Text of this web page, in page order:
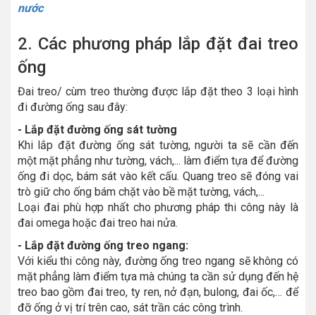
nước
2. Các phương pháp lắp đặt đai treo
ống
Đai treo/ cùm treo thường được lắp đặt theo 3 loại hình
đi đường ống sau đây:
- Lắp đặt đường ống sát tường
Khi lắp đặt đường ống sát tường, người ta sẽ cần đến
một mặt phẳng như tường, vách,... làm điểm tựa để đường
ống đi dọc, bám sát vào kết cấu. Quang treo sẽ đóng vai
trò giữ cho ống bám chặt vào bề mặt tường, vách,...
Loại đai phù hợp nhất cho phương pháp thi công này là
đai omega hoặc đai treo hai nửa.
- Lắp đặt đường ống treo ngang:
Với kiểu thi công này, đường ống treo ngang sẽ không có
mặt phẳng làm điểm tựa mà chúng ta cần sử dụng đến hệ
treo bao gồm đai treo, ty ren, nở đạn, bulong, đai ốc,… để
đỡ ống ở vị trí trên cao, sát trần các công trình.